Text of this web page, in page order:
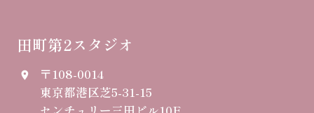
田町第2スタジオ
place
〒108-0014
東京都港区芝5-31-15